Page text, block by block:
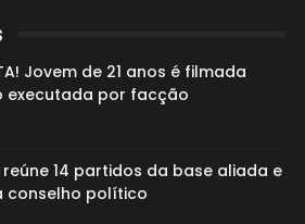
Jovem de 21 anos é filmada
executada por facção
reúne 14 partidos da base aliada e
conselho político